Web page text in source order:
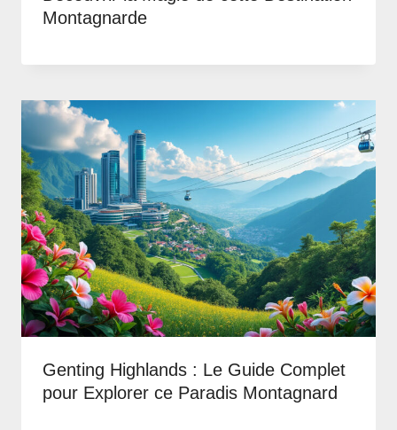
Montagnarde
Genting Highlands : Le Guide Complet
pour Explorer ce Paradis Montagnard